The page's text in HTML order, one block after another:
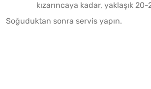
kızarıncaya kadar, yaklaşık
Soğuduktan sonra servis yapın.